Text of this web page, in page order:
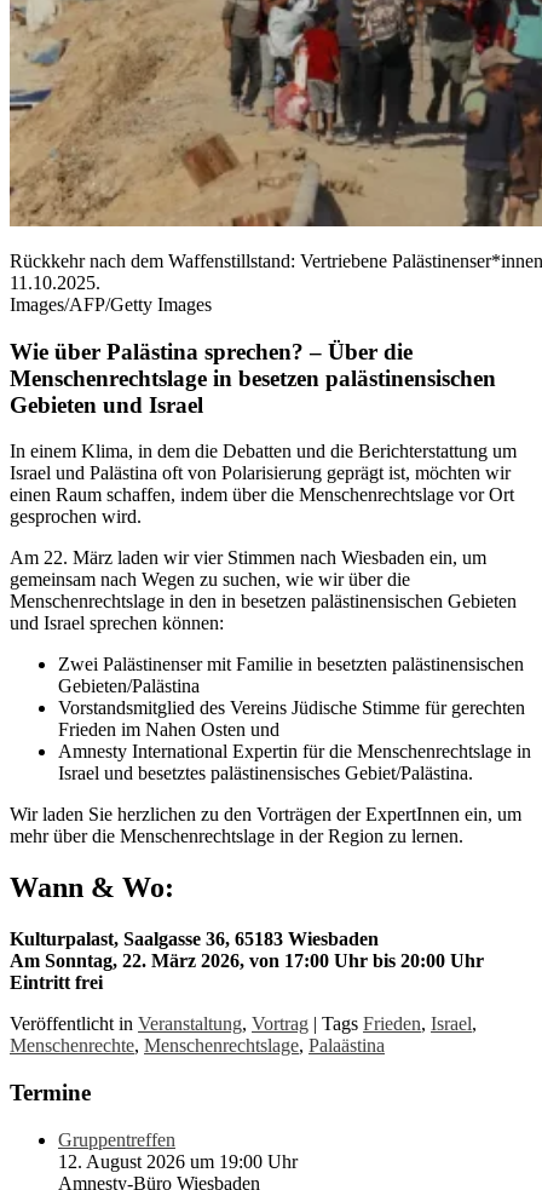
Rückkehr nach dem Waffenstillstand: Vertriebene
11.10.2025. ©
Images/AFP/Getty Images
Wie über Palästina sprechen? – Über die
Menschenrechtslage in besetzen palästinensischen
Gebieten und Israel
In einem Klima, in dem die Debatten und die Berichterstattung um
Israel und Palästina oft von Polarisierung geprägt ist, möchten wir
einen Raum schaffen, indem über die Menschenrechtslage vor Ort
gesprochen wird.
Am 22. März laden wir vier Stimmen nach Wiesbaden ein, um
gemeinsam nach Wegen zu suchen, wie wir über die
Menschenrechtslage in den in besetzen palästinensischen Gebieten
und Israel sprechen können:
Zwei Palästinenser mit Familie in besetzten palästinensischen
Gebieten/Palästina
Vorstandsmitglied des Vereins Jüdische Stimme für gerechten
Frieden im Nahen Osten und
Amnesty International Expertin für die Menschenrechtslage in
Israel und besetztes palästinensisches Gebiet/Palästina.
Wir laden Sie herzlichen zu den Vorträgen der ExpertInnen ein, um
mehr über die Menschenrechtslage in der Region zu lernen.
Wann & Wo:
Kulturpalast, Saalgasse 36, 65183 Wiesbaden
Am Sonntag, 22. März 2026, von 17:00 Uhr bis 20:00 Uhr
Eintritt frei
Veröffentlicht in Veranstaltung, Vortrag | Tags Frieden, Israel,
Menschenrechte, Menschenrechtslage, Palaästina
Termine
Gruppentreffen
12. August 2026 um 19:00 Uhr
Amnesty-Büro Wiesbaden